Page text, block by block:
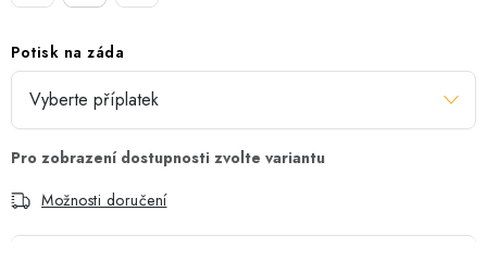
Potisk na záda
Možnosti doručení